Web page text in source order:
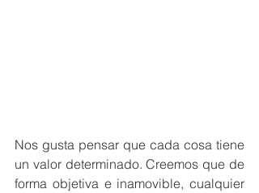
Nos gusta pensar que cada cosa tiene
un valor determinado. Creemos que de
forma objetiva e inamovible, cualquier